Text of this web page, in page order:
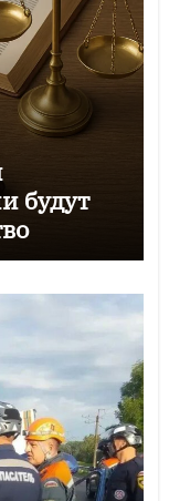
будут